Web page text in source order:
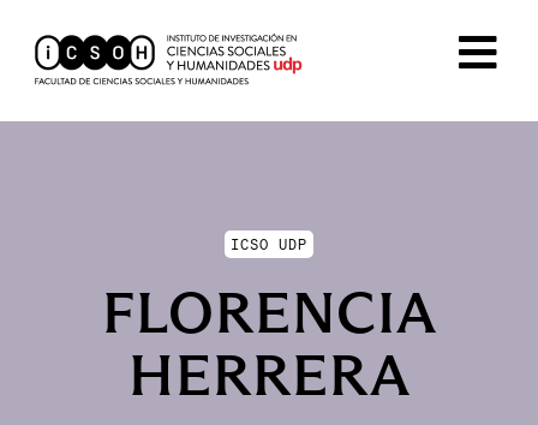
ICSO UDP
FLORENCIA
HERRERA